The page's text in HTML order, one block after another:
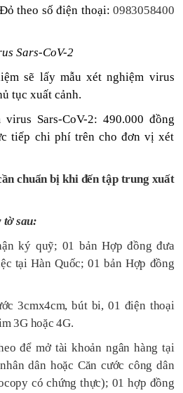
theo số điện thoại:0983058400
Sars-CoV-2
sẽ lấy mẫu xét nghiệm virus
tục xuất cảnh.
Sars-CoV-2: 490.000 đồng
tiếp chi phí trên cho đơn vị xét
chuẩn bị khi đến tập trung xuất
tờ sau:
ký quỹ; 01 bản Hợp đồng đưa
tại Hàn Quốc; 01 bản Hợp đồng
3cmx4cm, bút bi, 01 điện thoại
3G hoặc 4G.
để mở tài khoản ngân hàng tại
dân hoặc Căn cước công dân
có chứng thực); 01 hợp đồng